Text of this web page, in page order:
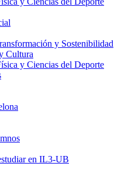
y Sostenibilidad
Cultura
y Ciencias del Deporte
en IL3-UB